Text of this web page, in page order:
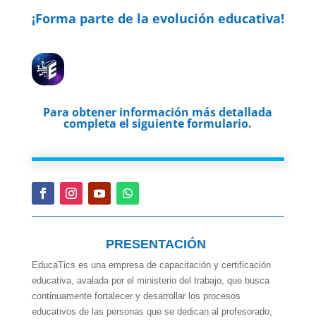
¡Forma parte de la evolución educativa!
Para obtener información más detallada
completa el siguiente formulario.
PRESENTACIÓN
EducaTics es una empresa de capacitación y certificación
educativa, avalada por el ministerio del trabajo, que busca
continuamente fortalecer y desarrollar los procesos
educativos de las personas que se dedican al profesorado,